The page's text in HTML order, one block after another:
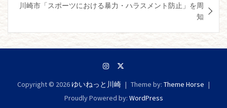
ゲ
ー
シ
ン
川崎市「スポーツにおける暴力・ハラスメント防止」を周
知
Copyright © 2026 ゆいねっと川崎 Theme by: Theme Horse
Proudly Powered by: WordPress